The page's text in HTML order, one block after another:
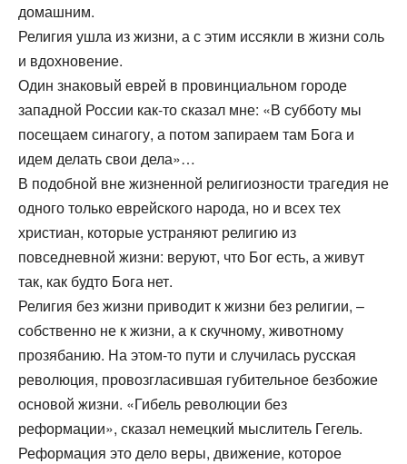
домашним.
Религия ушла из жизни, а с этим иссякли в жизни соль
и вдохновение.
Один знаковый еврей в провинциальном городе
западной России как-то сказал мне: «В субботу мы
посещаем синагогу, а потом запираем там Бога и
идем делать свои дела»…
В подобной вне жизненной религиозности трагедия не
одного только еврейского народа, но и всех тех
христиан, которые устраняют религию из
повседневной жизни: веруют, что Бог есть, а живут
так, как будто Бога нет.
Религия без жизни приводит к жизни без религии, –
собственно не к жизни, а к скучному, животному
прозябанию. На этом-то пути и случилась русская
революция, провозгласившая губительное безбожие
основой жизни. «Гибель революции без
реформации», сказал немецкий мыслитель Гегель.
Реформация это дело веры, движение, которое